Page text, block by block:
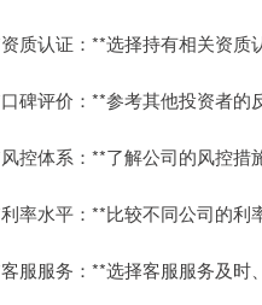
质认证：**选择持有相关资质
碑评价：**参考其他投资者的
控体系：**了解公司的风控措
率水平：**比较不同公司的利
服服务：**选择客服服务及时